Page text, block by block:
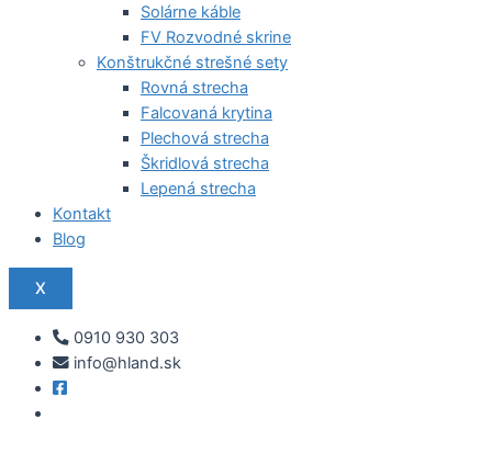
Solárne káble
FV Rozvodné skrine
Konštrukčné strešné sety
Rovná strecha
Falcovaná krytina
Plechová strecha
Škridlová strecha
Lepená strecha
Kontakt
Blog
X
0910 930 303
info@hland.sk